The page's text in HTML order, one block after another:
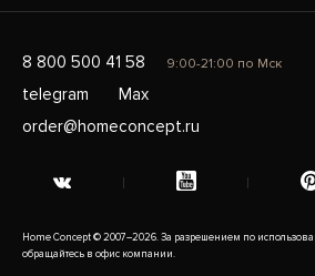
8 800 500 41 58 9:00-21:00 по Мск
telegram
Max
order@homeconcept.ru
Home Concept © 2007–2026. За разрешением по
обращайтесь в офис компании.